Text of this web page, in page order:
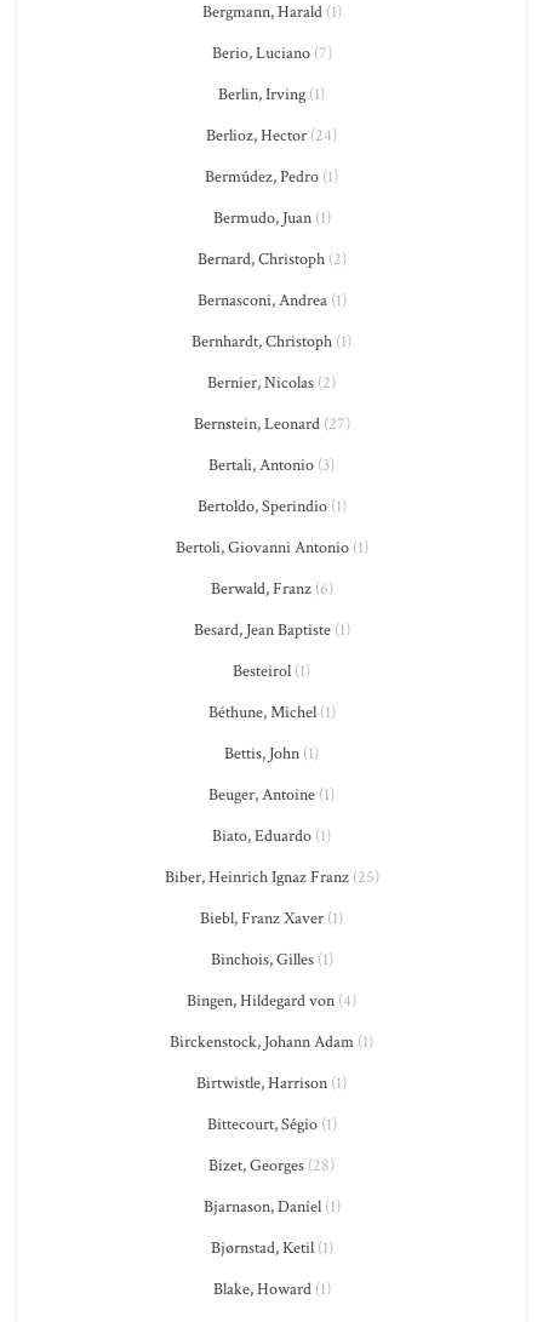
Bergmann, Harald(1)
Berio, Luciano(7)
Berlin, Irving (1)
Berlioz, Hector (24)
Bermúdez, Pedro (1)
Bermudo, Juan(1)
Bernard, Christoph(2)
Bernasconi, Andrea(1)
Bernhardt, Christoph (1)
Bernier, Nicolas (2)
Bernstein, Leonard(27)
Bertali, Antonio (3)
Bertoldo, Sperindio(1)
Bertoli, Giovanni Antonio(1)
Berwald, Franz(6)
Besard, Jean Baptiste(1)
Besteirol (1)
Béthune, Michel(1)
Bettis, John (1)
Beuger, Antoine (1)
Biato, Eduardo (1)
Biber, Heinrich Ignaz Franz(25)
Biebl, Franz Xaver (1)
Binchois, Gilles(1)
Bingen, Hildegard von (4)
Birckenstock, Johann Adam (1)
Birtwistle, Harrison (1)
Bittecourt, Ségio(1)
Bizet, Georges (28)
Bjarnason, Daníel(1)
Bjørnstad, Ketil(1)
Blake, Howard(1)